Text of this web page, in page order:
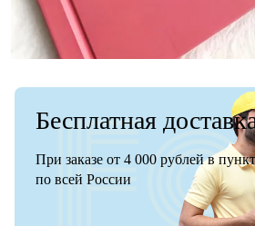
Бесплатная
При заказе от 4 000 рублей в
по всей России